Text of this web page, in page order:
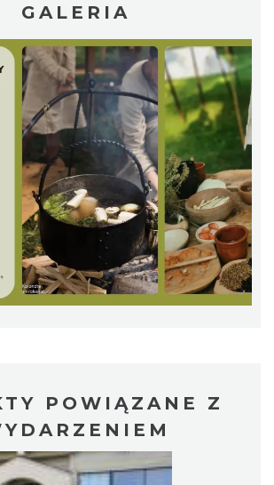
GALERIA
POWIĄZANE Z